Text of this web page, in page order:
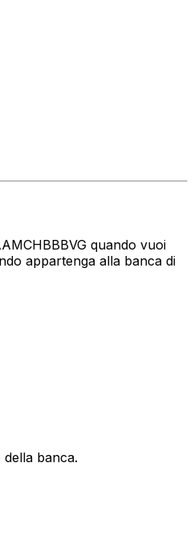
quando vuoi
appartenga alla banca di
banca.